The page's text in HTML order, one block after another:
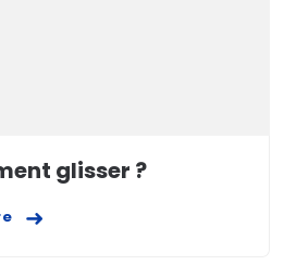
glisser ?